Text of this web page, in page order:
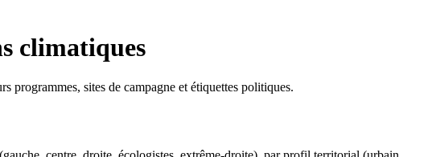
climatiques
programmes, sites de campagne et étiquettes politiques.